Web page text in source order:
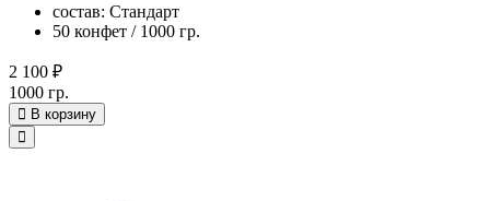
состав: Стандарт
50 конфет / 1000 гр.
2 100 ₽
1000 гр.
В корзину